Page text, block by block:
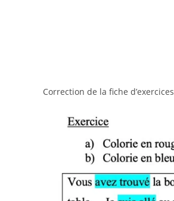
Correction de la fiche d’exercices